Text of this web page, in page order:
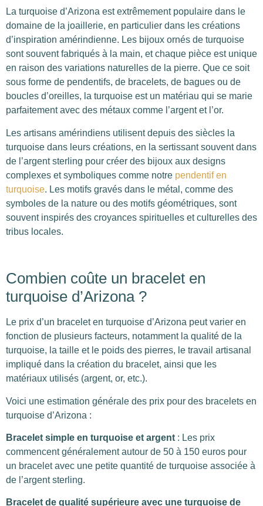
La turquoise d’Arizona est extrêmement populaire dans le
domaine de la joaillerie, en particulier dans les créations
d’inspiration amérindienne. Les bijoux ornés de turquoise
sont souvent fabriqués à la main, et chaque pièce est unique
en raison des variations naturelles de la pierre. Que ce soit
sous forme de pendentifs, de bracelets, de bagues ou de
boucles d’oreilles, la turquoise est un matériau qui se marie
parfaitement avec des métaux comme l’argent et l’or.
Les artisans amérindiens utilisent depuis des siècles la
turquoise dans leurs créations, en la sertissant souvent dans
de l’argent sterling pour créer des bijoux aux designs
complexes et symboliques comme notre pendentif en
turquoise. Les motifs gravés dans le métal, comme des
symboles de la nature ou des motifs géométriques, sont
souvent inspirés des croyances spirituelles et culturelles des
tribus locales.
Combien coûte un bracelet en
turquoise d’Arizona ?
Le prix d’un bracelet en turquoise d’Arizona peut varier en
fonction de plusieurs facteurs, notamment la qualité de la
turquoise, la taille et le poids des pierres, le travail artisanal
impliqué dans la création du bracelet, ainsi que les
matériaux utilisés (argent, or, etc.).
Voici une estimation générale des prix pour des bracelets en
turquoise d’Arizona :
Bracelet simple en turquoise et argent : Les prix
commencent généralement autour de 50 à 150 euros pour
un bracelet avec une petite quantité de turquoise associée à
de l’argent sterling.
Bracelet de qualité supérieure avec une turquoise de